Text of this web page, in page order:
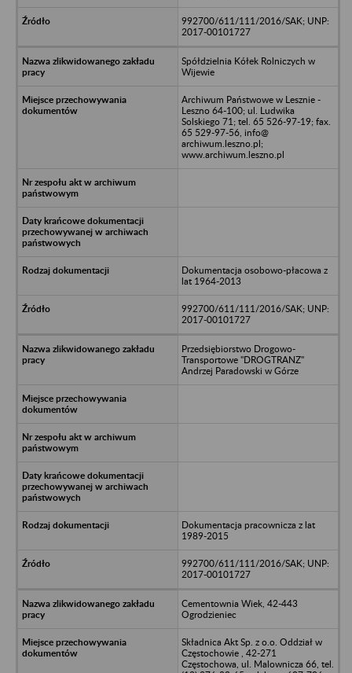
992700/611/111/2016/SAK; UNP:
2017-00101727
Spółdzielnia Kółek Rolniczych w
Wijewie
Archiwum Państwowe w Lesznie -
Leszno 64-100; ul. Ludwika
Solskiego 71; tel. 65 526-97-19; fax.
65 529-97-56, info@
archiwum.leszno.pl;
www.archiwum.leszno.pl
Dokumentacja osobowo-płacowa z
lat 1964-2013
992700/611/111/2016/SAK; UNP:
2017-00101727
Przedsiębiorstwo Drogowo-
Transportowe "DROGTRANZ"
Andrzej Paradowski w Górze
Dokumentacja pracownicza z lat
1989-2015
992700/611/111/2016/SAK; UNP:
2017-00101727
Cementownia Wiek, 42-443
Ogrodzieniec
Składnica Akt Sp. z o.o. Oddział w
Częstochowie , 42-271
Częstochowa, ul. Malownicza 66, tel.